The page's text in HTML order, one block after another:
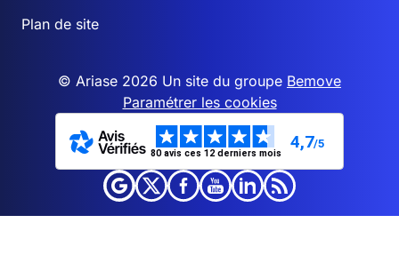
Plan de site
© Ariase 2026 Un site du groupe Bemove
Paramétrer les cookies
80 avis ces 12 derniers mois
4,7/5